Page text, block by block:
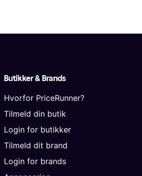
Butikker & Brands
Hvorfor PriceRunner?
Tilmeld din butik
Login for butikker
Tilmeld dit brand
Login for brands